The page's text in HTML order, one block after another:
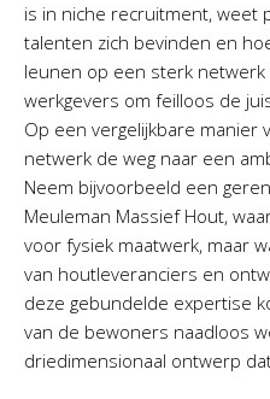
is in niche recruitment, weet
talenten zich bevinden en
leunen op een sterk netwerk
werkgevers om feilloos de
Op een vergelijkbare manier
netwerk de weg naar een
Neem bijvoorbeeld een
Meuleman Massief Hout,
voor fysiek maatwerk, maar
van houtleveranciers en
deze gebundelde expertise
van de bewoners naadloos
driedimensionaal ontwerp